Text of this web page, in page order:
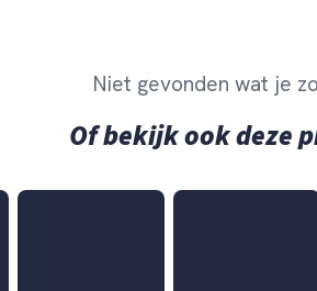
Niet gevonden wat je
Of bekijk ook deze